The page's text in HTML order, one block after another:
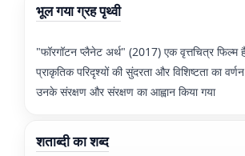
भूल गया ग्रह पृथ्वी
"फॉरगॉटन प्लैनेट अर्थ" (2017) एक वृत्तचित्र फिल्म
प्राकृतिक परिदृश्यों की सुंदरता और विशिष्टता का
उनके संरक्षण और संरक्षण का आह्वान किया गया
शताब्दी का शब्द